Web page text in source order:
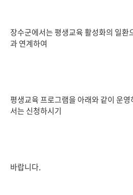
장수군에서는 평생교육 활성화의 일환
과 연계하여
평생교육 프로그램을 아래와 같이 운
서는 신청하시기
바랍니다.